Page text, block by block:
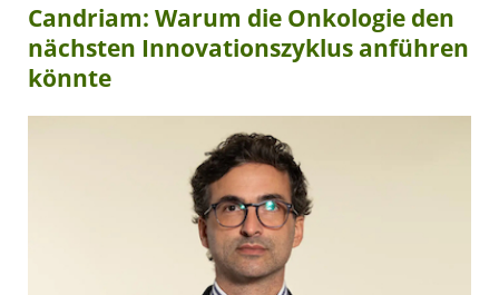
Candriam: Warum die Onkologie den
nächsten Innovationszyklus anführen
könnte